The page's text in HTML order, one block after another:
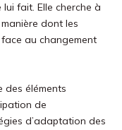
fait. Elle cherche à
dont les
au changement
des éléments
de
d’adaptation des